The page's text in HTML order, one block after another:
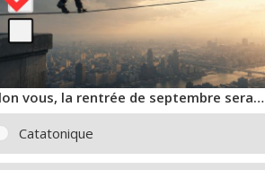
vous, la rentrée de septembre sera…
Catatonique